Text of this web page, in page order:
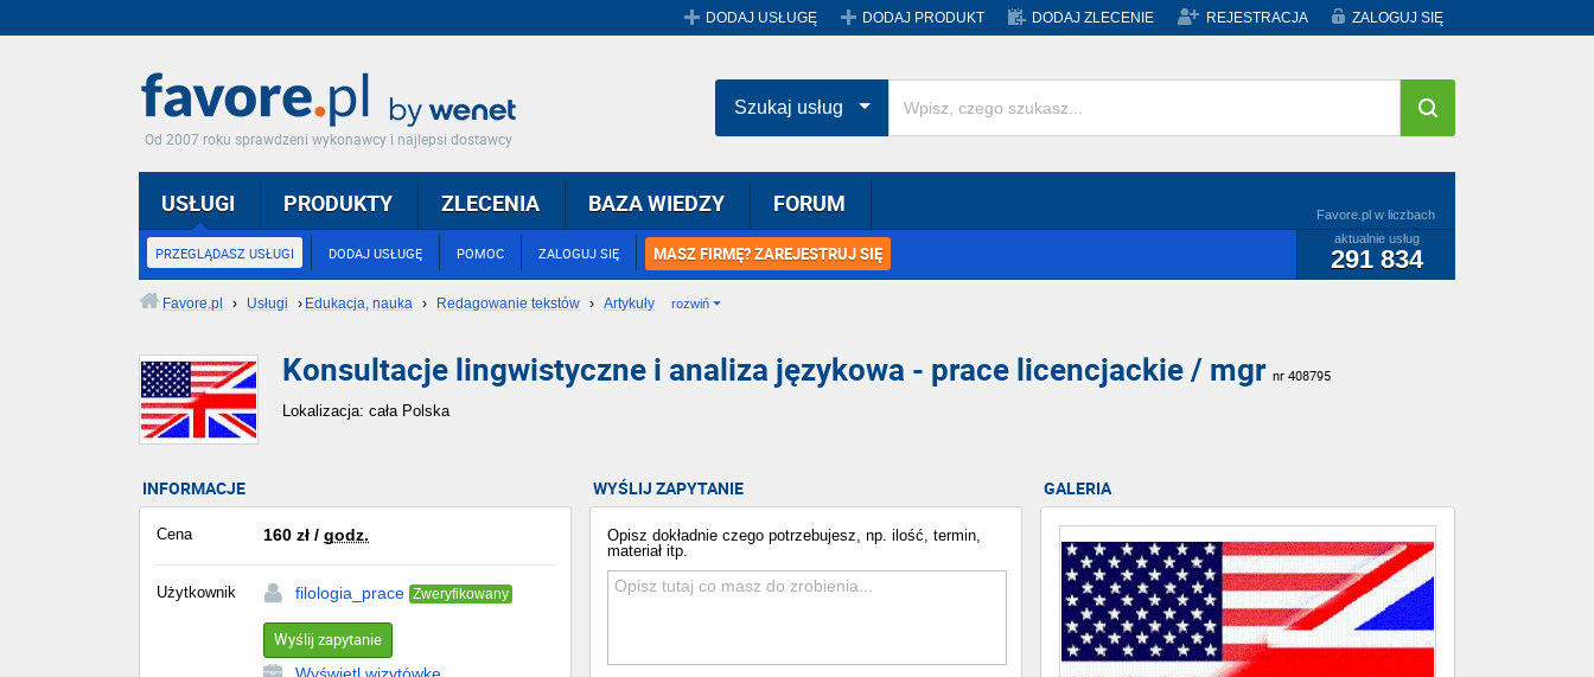
DODAJ USŁUGĘ DODAJ PRODUKT DODAJ ZLECENIE REJESTRACJA ZALOGUJ SIĘ
Od 2007 roku sprawdzeni wykonawcy i najlepsi dostawcy
USŁUGI
PRZEGLĄDASZ USŁUGI DODAJ USŁUGĘ POMOC ZALOGUJ SIĘ MASZ FIRMĘ? ZAREJESTRUJ SIĘ
Favore.pl w liczbach
aktualnie usług
291 834
PRODUKTY ZLECENIA BAZA WIEDZY FORUM
Szukaj usług
Favore.pl › Usługi › Edukacja, nauka › Redagowanie tekstów › Artykuły rozwiń
Konsultacje lingwistyczne i analiza językowa - prace licencjackie / mgr nr 408795
Lokalizacja: cała Polska
GALERIA
WYŚLIJ ZAPYTANIE
Opisz dokładnie czego potrzebujesz, np. ilość, termin,
materiał itp.
INFORMACJE
Cena 160 zł / godz.
Użytkownik filologia_prace Zweryfikowany
Wyślij zapytanie
Wyświetl wizytówkę